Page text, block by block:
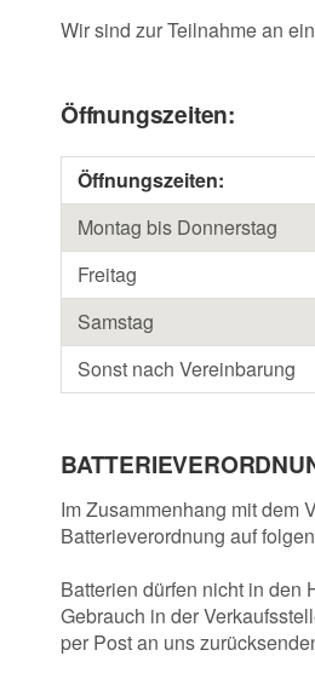
Wir sind zur Teilnahme an
Öffnungszeiten:
Öffnungszeiten:
Montag bis Donnerstag
Freitag
Samstag
Sonst nach Vereinbarung
Im Zusammenhang mit dem
Batterieverordnung auf
Batterien dürfen nicht in den
Gebrauch in der
per Post an uns